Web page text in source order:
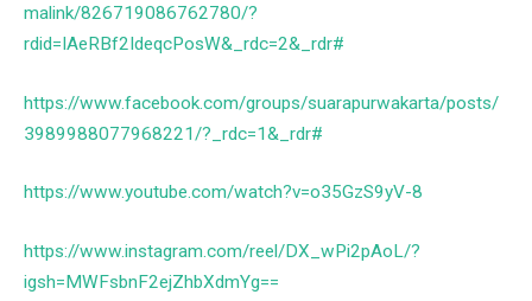
malink/826719086762780/?
rdid=IAeRBf2IdeqcPosW&_rdc=2&_rdr#
https://www.facebook.com/groups/suarapurwakarta/posts/
3989988077968221/?_rdc=1&_rdr#
https://www.youtube.com/watch?v=o35GzS9yV-8
https://www.instagram.com/reel/DX_wPi2pAoL/?
igsh=MWFsbnF2ejZhbXdmYg==